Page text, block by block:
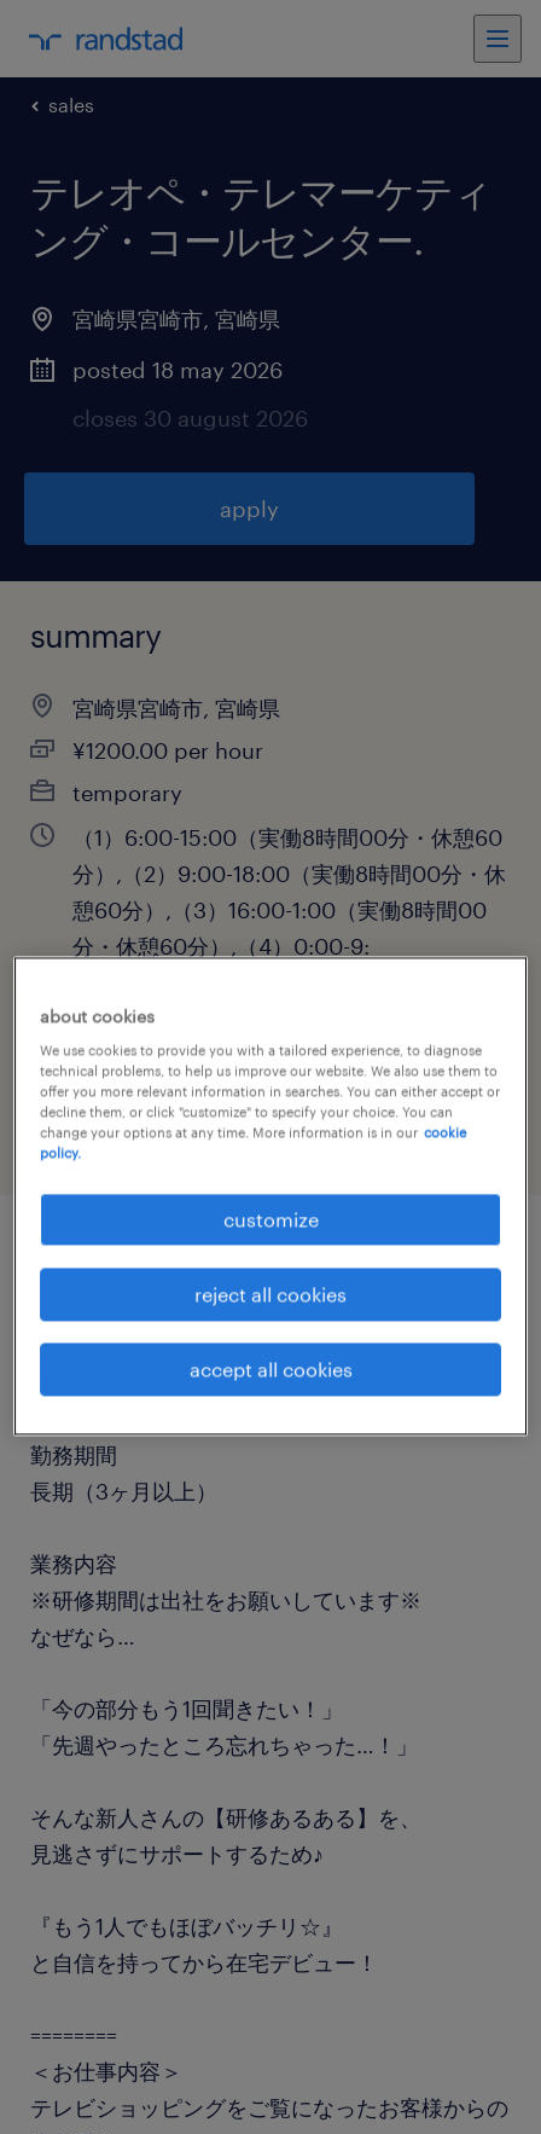
sales
テレオペ・テレマーケティ
ング・コールセンター.
宮崎県宮崎市, 宮崎県
posted 18 may 2026
closes 30 august 2026
apply
summary
宮崎県宮崎市, 宮崎県
¥1200.00 per hour
temporary
（1）6:00-15:00（実働8時間00分・休憩60
分）,（2）9:00-18:00（実働8時間00分・休
憩60分）,（3）16:00-1:00（実働8時間00
分・休憩60分）,（4）0:00-9:
job category
sales
job details
職種
テレオペ・テレマーケティング・コールセンター
勤務期間
長期（3ヶ月以上）
業務内容
※研修期間は出社をお願いしています※
なぜなら…
「今の部分もう1回聞きたい！」
「先週やったところ忘れちゃった…！」
そんな新人さんの【研修あるある】を、
見逃さずにサポートするため♪
『もう1人でもほぼバッチリ☆』
と自信を持ってから在宅デビュー！
========
＜お仕事内容＞
テレビショッピングをご覧になったお客様からの
about cookies
We use cookies to provide you with a tailored experience, to diagnose
technical problems, to help us improve our website. We also use them to
offer you more relevant information in searches. You can either accept or
decline them, or click "customize" to specify your choice. You can
change your options at any time. More information is in our cookie
policy.
customize
reject all cookies
accept all cookies